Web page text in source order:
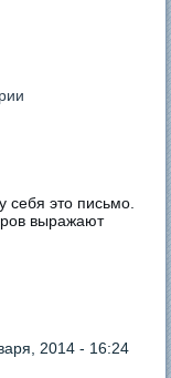
себя это письмо.
выражают
2014 - 16:24